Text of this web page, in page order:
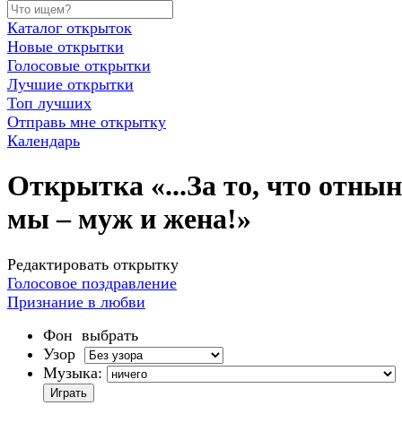
Каталог открыток
Новые открытки
Голосовые открытки
Лучшие открытки
Топ лучших
Отправь мне открытку
Календарь
Открытка «...За то, что
мы – муж и жена!»
Редактировать открытку
Голосовое поздравление
Признание в любви
Фон выбрать
Узор
Музыка: